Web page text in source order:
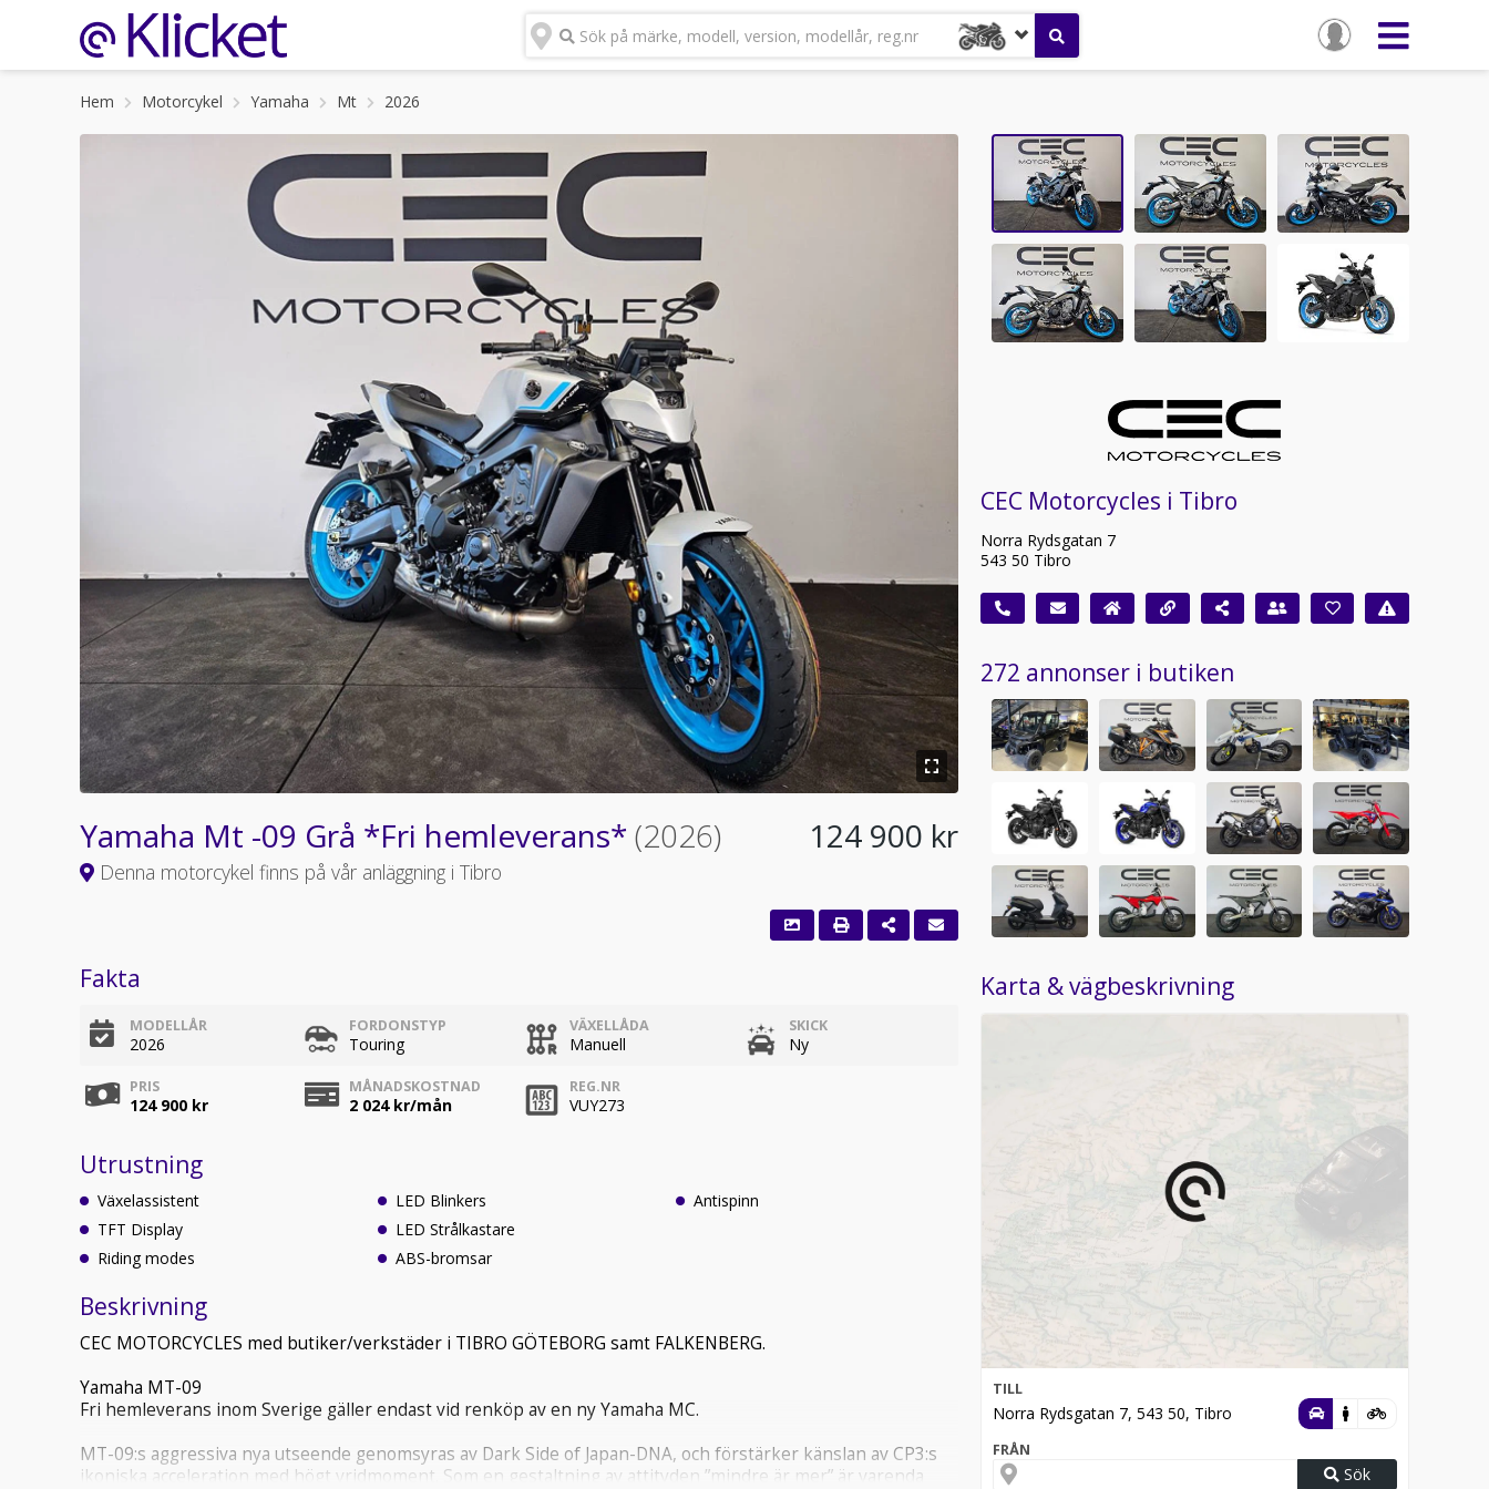
Sök på märke, modell, version, modellår, reg.nr
Hem Motorcykel Yamaha Mt 2026
Yamaha Mt -09 Grå *Fri hemleverans* (2026)
Denna motorcykel finns på vår anläggning i Tibro
124 900 kr
Fakta
MODELLÅR
2026
FORDONSTYP
Touring
VÄXELLÅDA
Manuell
SKICK
Ny
PRIS
124 900 kr
MÅNADSKOSTNAD
2 024kr/mån
REG.NR
VUY273
Utrustning
Växelassistent
TFT Display
Riding modes
LED Blinkers
LED Strålkastare
ABS-bromsar
Antispinn
Beskrivning
CEC MOTORCYCLES med butiker/verkstäder i TIBRO GÖTEBORG samt FALKENBERG.
Yamaha MT-09
Fri hemleverans inom Sverige gäller endast vid renköp av en ny Yamaha MC.
MT-09:s aggressiva nya utseende genomsyras av Dark Side of Japan-DNA, och förstärker känslan av CP3:s
ikoniska acceleration med högt vridmoment. Som en gestaltning av attityden ”mindre är mer” är varenda
CEC Motorcycles i Tibro
Norra Rydsgatan 7
543 50 Tibro
272 annonser i butiken
Karta & vägbeskrivning
TILL
Norra Rydsgatan 7, 543 50, Tibro
FRÅN
Sök